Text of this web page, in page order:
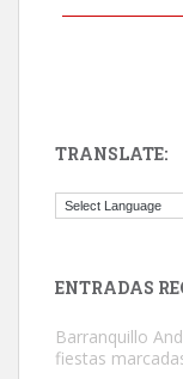
Este gato macho
TRANSLATE:
ENTRADAS
Barranquillo
fiestas